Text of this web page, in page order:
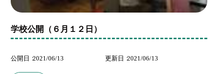
学校公開（６月１２日）
公開日 2021/06/13 更新日 2021/06/13